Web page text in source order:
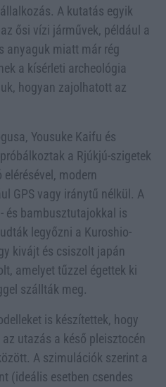
A kutatás egyik
ősi vízi járművek, például a
anyaguk miatt már rég
a kísérleti archeológia
hogyan zajolhatott az
Yousuke Kaifu és
a Rjúkjú-szigetek
modern
GPS vagy iránytű nélkül. A
és bambusztutajokkal is
legyőzni a Kuroshio-
kivájt és csiszolt japán
amelyet tűzzel égettek ki
szállták meg.
is készítettek, hogy
utazás a késő pleisztocén
A szimulációk szerint a
(ideális esetben csendes